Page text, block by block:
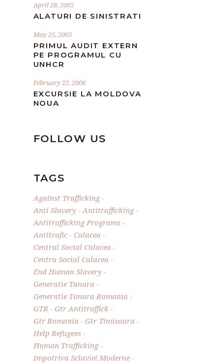
April 28, 2005
ALATURI DE SINISTRATI
May 25, 2005
PRIMUL AUDIT EXTERN
PE PROGRAMUL CU
UNHCR
February 22, 2006
EXCURSIE LA MOLDOVA
NOUA
FOLLOW US
TAGS
Against Trafficking
Anti Slavery
Antitrafficking
Antitrafficking Programs
Antitrafic
Calacea
Centrul Social Calacea
Centru Social Calacea
End Human Slavery
Generatie Tanara
Generatie Tanara Romania
GTR
Gtr Antitraffick
Gtr Romania
Gtr Timisoara
Help Refugees
Human Trafficking
Impotriva Sclaviei Moderne